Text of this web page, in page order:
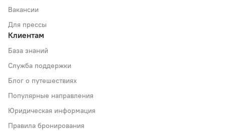
Вакансии
Для прессы
Клиентам
База знаний
Служба поддержки
Блог о путешествиях
Популярные направления
Юридическая информация
Правила бронирования